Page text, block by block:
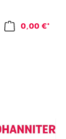
0,00 €*